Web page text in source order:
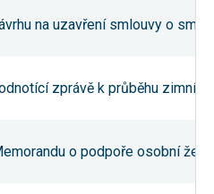
na uzavření smlouvy o
zprávě k průběhu zimní
o podpoře osobní